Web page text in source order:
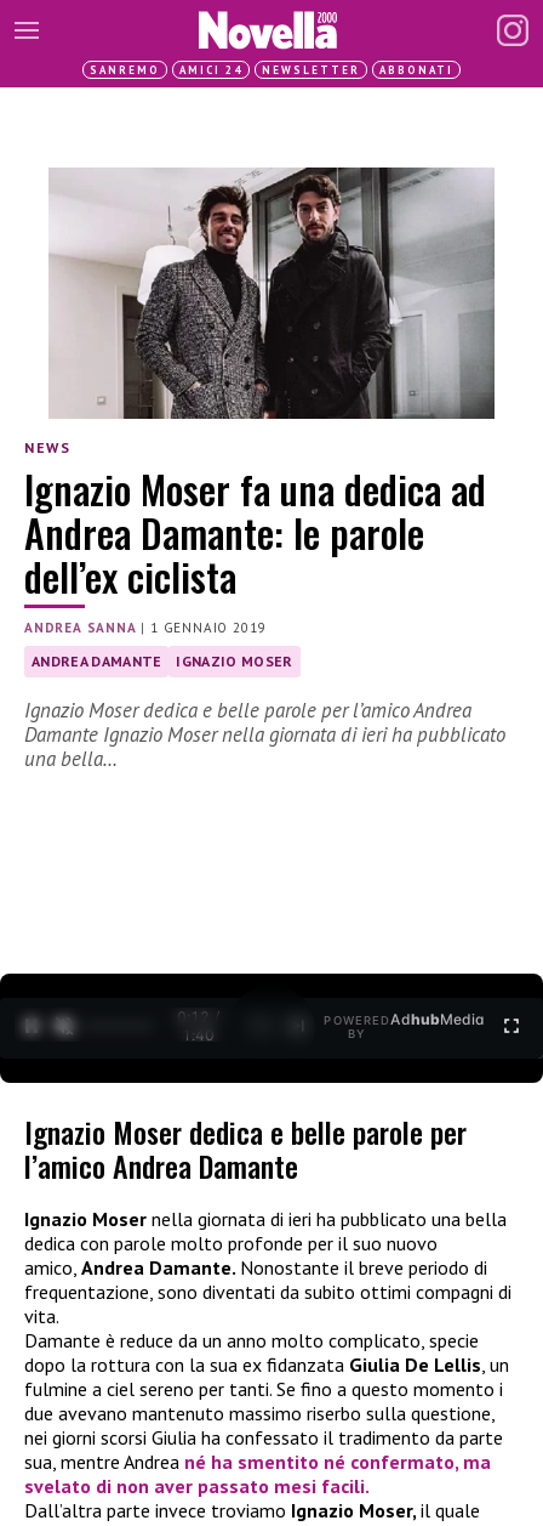
SANREMO AMICI 24 NEWSLETTER ABBONATI
NEWS
Ignazio Moser fa una dedica ad
Andrea Damante: le parole
dell’ex ciclista
ANDREA SANNA | 1 GENNAIO 2019
ANDREA DAMANTE IGNAZIO MOSER
Ignazio Moser dedica e belle parole per l’amico Andrea
Damante Ignazio Moser nella giornata di ieri ha pubblicato
una bella…
0:12 /
1:40
POWERED
BY
AdhubMedia
Ignazio Moser dedica e belle parole per
l’amico Andrea Damante
Ignazio Moser nella giornata di ieri ha pubblicato una bella
dedica con parole molto profonde per il suo nuovo
amico, Andrea Damante. Nonostante il breve periodo di
frequentazione, sono diventati da subito ottimi compagni di
vita.
Damante è reduce da un anno molto complicato, specie
dopo la rottura con la sua ex fidanzata Giulia De Lellis, un
fulmine a ciel sereno per tanti. Se fino a questo momento i
due avevano mantenuto massimo riserbo sulla questione,
nei giorni scorsi Giulia ha confessato il tradimento da parte
sua, mentre Andrea né ha smentito né confermato, ma
svelato di non aver passato mesi facili.
Dall’altra parte invece troviamo Ignazio Moser,il quale